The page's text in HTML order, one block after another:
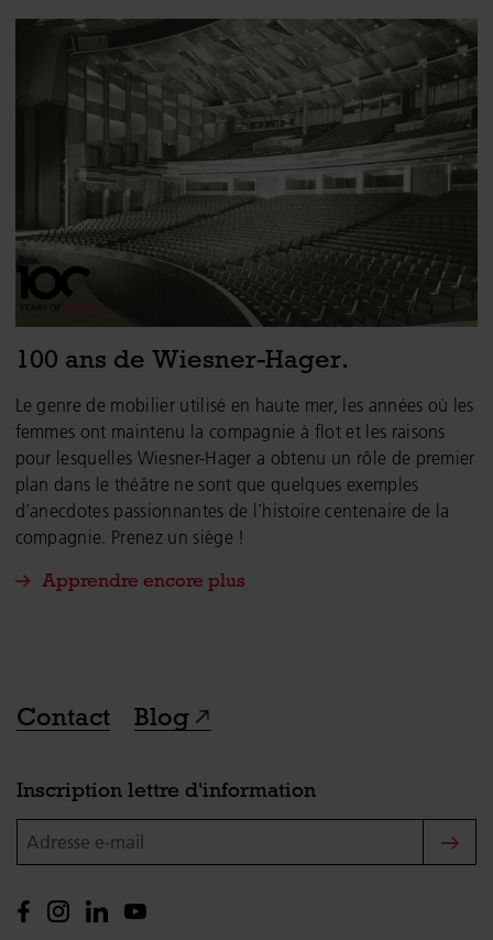
100 ans de Wiesner-Hager.
Le genre de mobilier utilisé en haute mer, les années où les
femmes ont maintenu la compagnie à flot et les raisons
pour lesquelles Wiesner-Hager a obtenu un rôle de premier
plan dans le théâtre ne sont que quelques exemples
d’anecdotes passionnantes de l’histoire centenaire de la
compagnie. Prenez un siège !
Apprendre encore plus
Contact Blog
Inscription lettre d'information
Adresse e-mail